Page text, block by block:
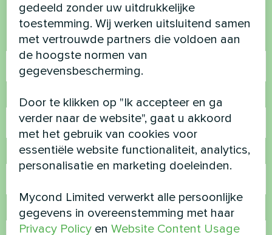
Neem contact met ons op en we helpen je
Naam
Telefoonnummer
E-mail
Opmerking
gedeeld zonder uw uitdrukkelijke
toestemming. Wij werken uitsluitend samen
met vertrouwde partners die voldoen aan
de hoogste normen van
gegevensbescherming.
Door te klikken op "Ik accepteer en ga
verder naar de website", gaat u akkoord
met het gebruik van cookies voor
essentiële website functionaliteit, analytics,
personalisatie en marketing doeleinden.
Mycond Limited verwerkt alle persoonlijke
gegevens in overeenstemming met haar
Privacy Policy enWebsite Content Usage